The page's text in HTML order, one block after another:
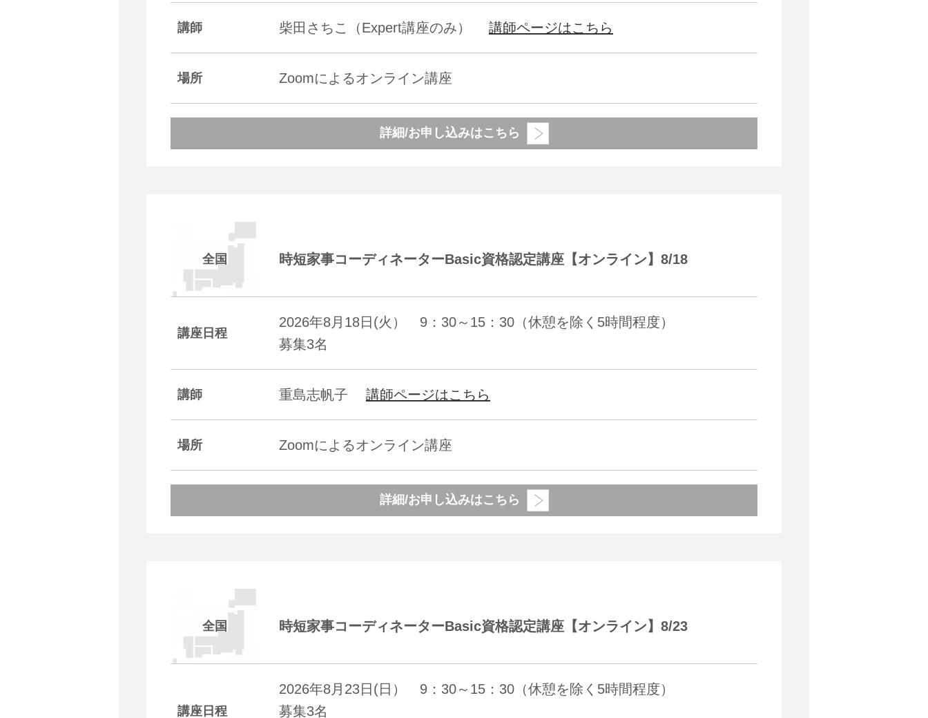
講師 柴田さちこ（Expert講座のみ） 講師ページはこちら
場所 Zoomによるオンライン講座
詳細/お申し込みはこちら
全国 時短家事コーディネーターBasic資格認定講座【オンライン】8/18
講座日程
2026年8月18日(火） 9：30～15：30（休憩を除く5時間程度）
募集3名
講師 重島志帆子 講師ページはこちら
場所 Zoomによるオンライン講座
詳細/お申し込みはこちら
全国 時短家事コーディネーターBasic資格認定講座【オンライン】8/23
講座日程
2026年8月23日(日） 9：30～15：30（休憩を除く5時間程度）
募集3名